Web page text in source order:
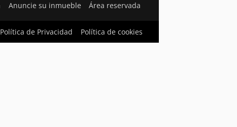
Anuncie su inmueble Área reservada
Política de Privacidad Política de cookies